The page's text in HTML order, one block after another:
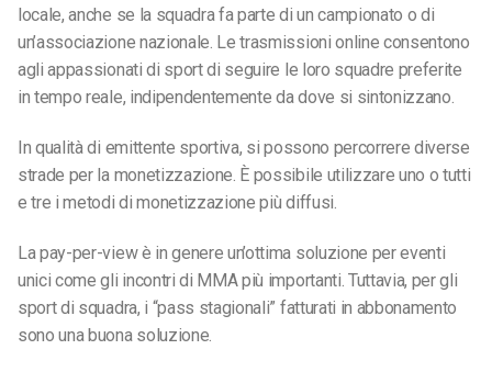
locale, anche se la squadra fa parte di un campionato o di
un’associazione nazionale. Le trasmissioni online consentono
agli appassionati di sport di seguire le loro squadre preferite
in tempo reale, indipendentemente da dove si sintonizzano.
In qualità di emittente sportiva, si possono percorrere diverse
strade per la monetizzazione. È possibile utilizzare uno o tutti
e tre i metodi di monetizzazione più diffusi.
La pay-per-view è in genere un’ottima soluzione per eventi
unici come gli incontri di MMA più importanti. Tuttavia, per gli
sport di squadra, i “pass stagionali” fatturati in abbonamento
sono una buona soluzione.